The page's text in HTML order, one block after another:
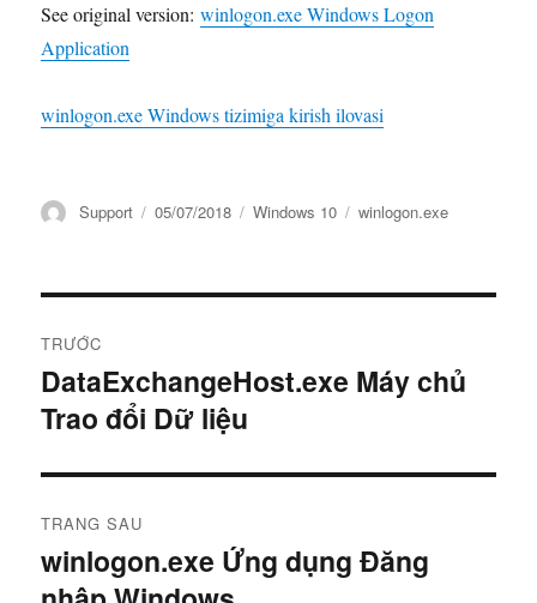
See original version:winlogon.exe Windows Logon
Application
winlogon.exe Windows tizimiga kirish ilovasi
Tác
Support
Đăng
05/07/2018
Danh
Windows 10 Thẻ
winlogon.exe
hướng
bài
viết
TRƯỚC
Bài
viết
DataExchangeHost.exe Máy chủ
Trao đổi Dữ liệu
TRANG SAU
Bài
tiếp
winlogon.exe Ứng dụng Đăng